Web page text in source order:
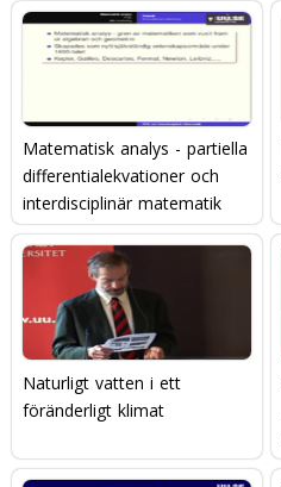
Matematisk analys - partiella
differentialekvationer och
interdisciplinär matematik
Naturligt vatten i ett
föränderligt klimat